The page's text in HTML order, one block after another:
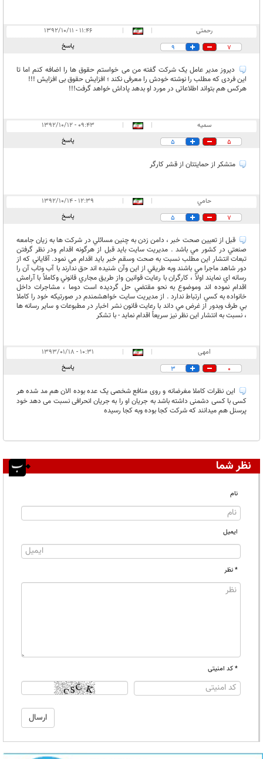
رحمتی |
|
۱۱:۴۶ - ۱۳۹۲/۱۰/۱۱
7
9 پاسخ
دیروز مدیر عامل یک شرکت گفته من می خواستم حقوق ها را اضافه کنم اما تا
این فردی که مطلب را نوشته خودش را معرفی نکند ؛ افزایش حقوق بی افزایش !!!
هرکس هم بتواند اطلاعاتی در مورد او بدهد پاداش خواهد گرفت!!!
سمیه |
|
۰۹:۴۳ - ۱۳۹۲/۱۰/۱۲
5
5 پاسخ
متشکر از حمایتتان از قشر کارگر
حامي |
|
۱۲:۳۹ - ۱۳۹۲/۱۰/۱۴
7
5 پاسخ
قبل از تعيين صحت خبر ، دامن زدن به چنين مسائلي در شركت ها به زيان جامعه
صنعتي در كشور مي باشد . مديريت سايت بايد قبل از هرگونه اقدام ودر نظر گرفتن
تبعات انتشار اين مطلب نسبت به صحت وسقم خبر بايد اقدام مي نمود. آقاياني كه از
دور شاهد ماجرا مي باشند وبه طريقي از اين وآن شنيده اند حق ندارند با آب وتاب آن را
رسانه اي نمايند اولاً ، كارگران با رعايت قوانين واز طريق مجاري قانوني وكاملاً با آرامش
اقدام نموده اند وموضوع به نحو مقتضي حل گرديده است دوما ، مشاجرات داخل
خانواده به كسي ارتباط ندارد . از مديريت سايت خواهشمندم در صورتيكه خود را كاملا
بي طرف وبدور از غرض مي داند با رعايت قانون نشر اخبار در مطبوعات و ساير رسانه ها
، نسبت به انتشار اين نظر نيز سريعاً اقدام نمايد - با تشكر
lمهی |
|
۱۰:۳۱ - ۱۳۹۳/۰۱/۱۸
0
3 پاسخ
این نظرات کاملا مغرضانه و روی منافع شخصی یک عده بوده الان هم مد شده هر
کسی با کسی دشمنی داشته باشد به جریان او را به جریان انحرافی نسبت می دهد خود
پرسنل هم میدانند که شرکت کجا بوده وبه کجا رسیده
نظر شما
نام
ایمیل
* نظر
* کد امنیتی